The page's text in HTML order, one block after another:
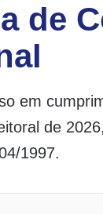
de
em
de
1997.